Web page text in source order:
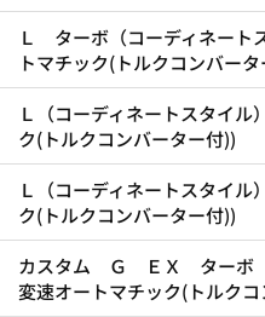
Ｌ ターボ（コーディネート
トマチック(トルクコンバー
Ｌ（コーディネートスタイル
ク(トルクコンバーター付))
Ｌ（コーディネートスタイル
ク(トルクコンバーター付))
カスタム Ｇ ＥＸ ターボ
変速オートマチック(トルク